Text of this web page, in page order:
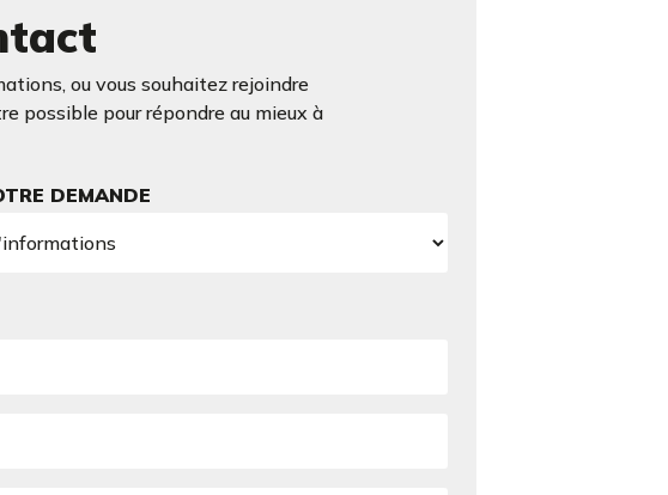
ou vous souhaitez rejoindre
possible pour répondre au mieux à
DEMANDE